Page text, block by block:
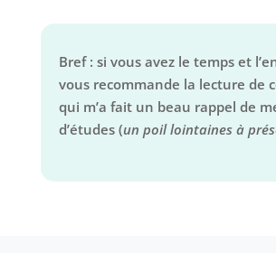
Bref : si vous avez le temps et
vous recommande la lecture de
qui m’a fait un beau rappel de
d’études (un poil lointaines à